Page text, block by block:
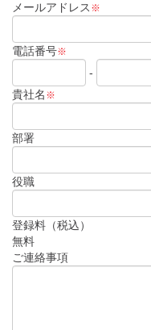
メールアドレス ※
電話番号※
-
貴社名 ※
部署
役職
登録料（税込）
無料
ご連絡事項